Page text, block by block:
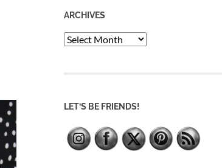
ARCHIVES
Archives
LET’S BE FRIENDS!